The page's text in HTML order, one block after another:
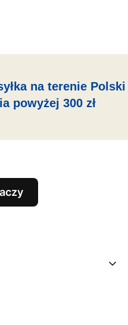
na terenie Polski
powyżej 300 zł